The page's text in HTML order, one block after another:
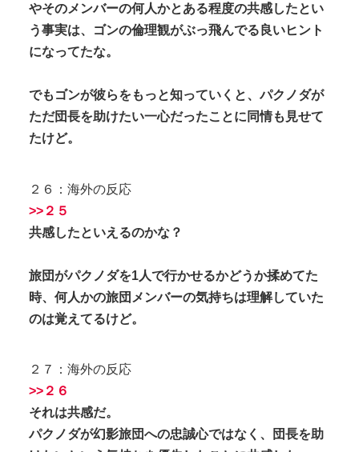
やそのメンバーの何人かとある程度の共感したとい
う事実は、ゴンの倫理観がぶっ飛んでる良いヒント
になってたな。
でもゴンが彼らをもっと知っていくと、パクノダが
ただ団長を助けたい一心だったことに同情も見せて
たけど。
２６：海外の反応
>>２５
共感したといえるのかな？
旅団がパクノダを1人で行かせるかどうか揉めてた
時、何人かの旅団メンバーの気持ちは理解していた
のは覚えてるけど。
２７：海外の反応
>>２６
それは共感だ。
パクノダが幻影旅団への忠誠心ではなく、団長を助